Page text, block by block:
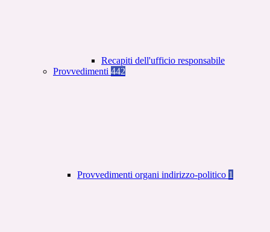
Recapiti dell'ufficio responsabile
Provvedimenti 442
Provvedimenti organi indirizzo-politico 1